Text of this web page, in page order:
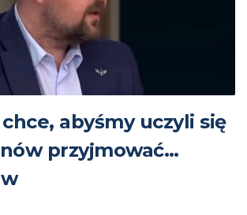
abyśmy uczyli się
przyjmować…